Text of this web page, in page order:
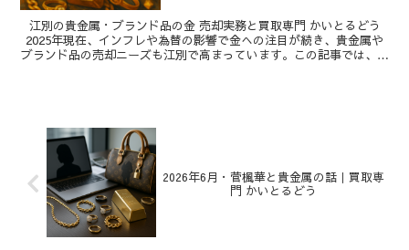
江別の貴金属・ブランド品の金 売却実務と買取専門 かいとるどう
2025年現在、インフレや為替の影響で金への注目が続き、貴金属や
ブランド品の売却ニーズも江別で高まっています。この記事では、貴
2026年6月・菅楓華と貴金属の話｜買取専
門 かいとるどう